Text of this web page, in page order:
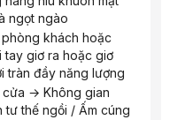
ngọt ngào
giơ ra hoặc giơ
tràn đầy năng lượng
thế ngồi / Ấm cúng